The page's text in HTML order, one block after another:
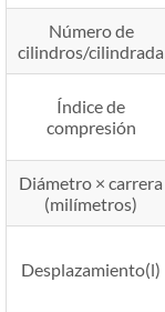
Número de
cilindros/cilindrada
Índice de
compresión
Diámetro × carrera
(milímetros)
Desplazamiento(l)